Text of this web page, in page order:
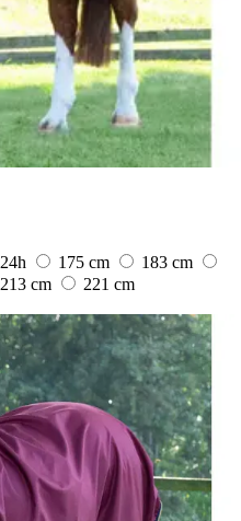
24h 175 cm
183 cm
213 cm
221 cm